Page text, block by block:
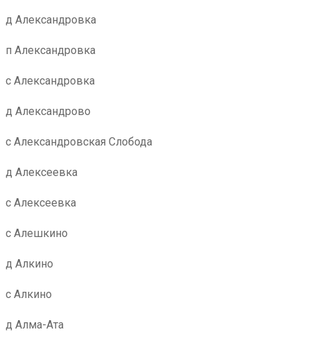
д Александровка
п Александровка
с Александровка
д Александрово
с Александровская Слобода
д Алексеевка
с Алексеевка
с Алешкино
д Алкино
с Алкино
д Алма-Ата